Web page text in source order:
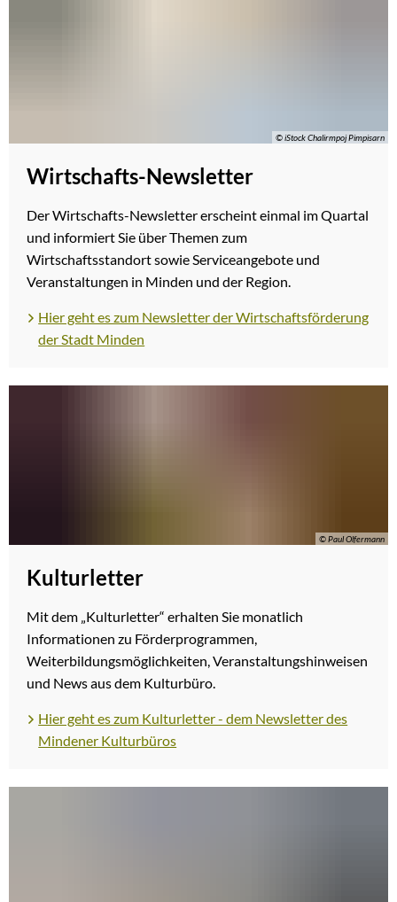
© iStock Chalirmpoj Pimpisarn
Wirtschafts-Newsletter
Der Wirtschafts-Newsletter erscheint einmal im Quartal
und informiert Sie über Themen zum
Wirtschaftsstandort sowie Serviceangebote und
Veranstaltungen in Minden und der Region.
Hier geht es zum Newsletter der Wirtschaftsförderung
der Stadt Minden
© Paul Olfermann
Kulturletter
Mit dem „Kulturletter“ erhalten Sie monatlich
Informationen zu Förderprogrammen,
Weiterbildungsmöglichkeiten, Veranstaltungshinweisen
und News aus dem Kulturbüro.
Hier geht es zum Kulturletter - dem Newsletter des
Mindener Kulturbüros